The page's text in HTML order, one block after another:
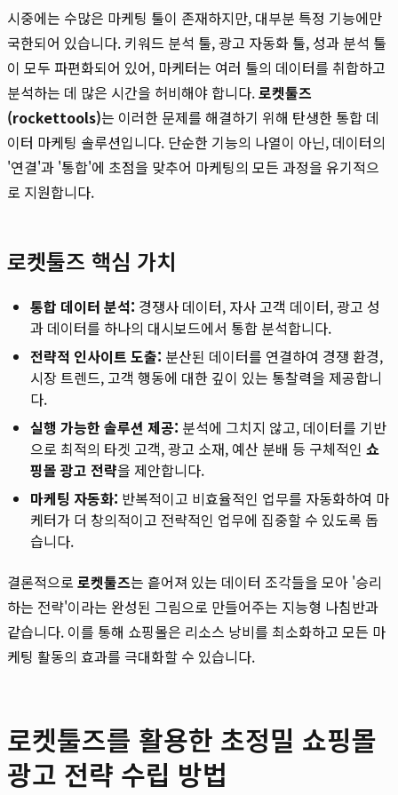
시중에는 수많은 마케팅 툴이 존재하지만, 대부분 특정 기능에만
국한되어 있습니다. 키워드 분석 툴, 광고 자동화 툴, 성과 분석 툴
이 모두 파편화되어 있어, 마케터는 여러 툴의 데이터를 취합하고
분석하는 데 많은 시간을 허비해야 합니다.로켓툴즈
(rockettools)는 이러한 문제를 해결하기 위해 탄생한 통합 데
이터 마케팅 솔루션입니다. 단순한 기능의 나열이 아닌, 데이터의
'연결'과 '통합'에 초점을 맞추어 마케팅의 모든 과정을 유기적으
로 지원합니다.
로켓툴즈 핵심 가치
통합 데이터 분석: 경쟁사 데이터, 자사 고객 데이터, 광고 성
과 데이터를 하나의 대시보드에서 통합 분석합니다.
전략적 인사이트 도출: 분산된 데이터를 연결하여 경쟁 환경,
시장 트렌드, 고객 행동에 대한 깊이 있는 통찰력을 제공합니
다.
실행 가능한 솔루션 제공: 분석에 그치지 않고, 데이터를 기반
으로 최적의 타겟 고객, 광고 소재, 예산 분배 등 구체적인 쇼
핑몰 광고 전략을 제안합니다.
마케팅 자동화: 반복적이고 비효율적인 업무를 자동화하여 마
케터가 더 창의적이고 전략적인 업무에 집중할 수 있도록 돕
습니다.
결론적으로 로켓툴즈는 흩어져 있는 데이터 조각들을 모아 '승리
하는 전략'이라는 완성된 그림으로 만들어주는 지능형 나침반과
같습니다. 이를 통해 쇼핑몰은 리소스 낭비를 최소화하고 모든 마
케팅 활동의 효과를 극대화할 수 있습니다.
로켓툴즈를 활용한 초정밀 쇼핑몰
광고 전략 수립 방법